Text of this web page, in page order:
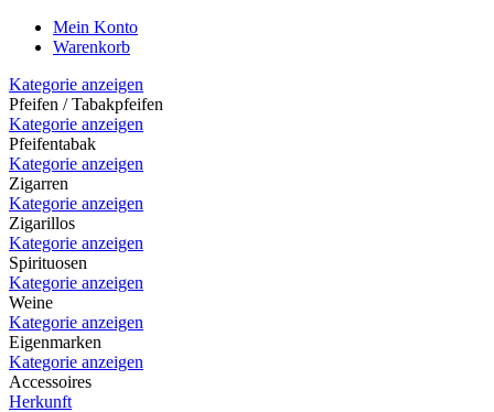
Mein Konto
Warenkorb
Kategorie anzeigen
Pfeifen / Tabakpfeifen
Kategorie anzeigen
Pfeifentabak
Kategorie anzeigen
Zigarren
Kategorie anzeigen
Zigarillos
Kategorie anzeigen
Spirituosen
Kategorie anzeigen
Weine
Kategorie anzeigen
Eigenmarken
Kategorie anzeigen
Accessoires
Herkunft